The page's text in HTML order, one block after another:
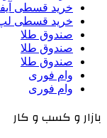
خرید قسطی
خرید قسطی
صندوق طلا
صندوق طلا
صندوق طلا
وام فوری
وام فوری
بازار و کسب و کار